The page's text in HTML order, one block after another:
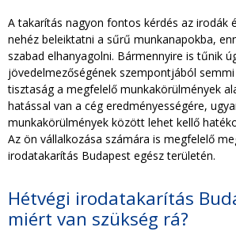
A takarítás nagyon fontos kérdés az irodák
nehéz beleiktatni a sűrű munkanapokba,
szabad elhanyagolni. Bármennyire is tűnik
jövedelmezőségének szempontjából
tisztaság a megfelelő munkakörülmények
hatással van a cég eredményességére,
munkakörülmények között lehet kellő
Az ön vállalkozása számára is megfelelő
irodatakarítás Budapest egész területén.
Hétvégi irodatakarítás
miért van szükség rá?